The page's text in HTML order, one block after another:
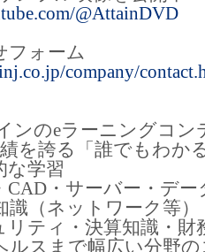
@AttainDVD
フォーム
company/
ンのeラーニングコ
を誇る「誰でもわか
な学習
CAD・サーバー・デ
識（ネットワーク等
リティ・決算知識・
ルスまで幅広い分野